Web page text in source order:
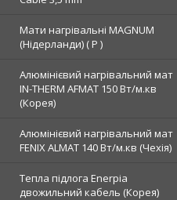
Мати нагрівальні MAGNUM
(Нідерланди) ( Р )
Алюмінієвий нагрівальний мат
IN-THERM AFMAT 150 Вт/м.кв
(Корея)
Алюмінієвий нагрівальний мат
FENIX ALMAT 140 Вт/м.кв (Чехія)
Тепла підлога Enerpia
двожильний кабель (Корея)